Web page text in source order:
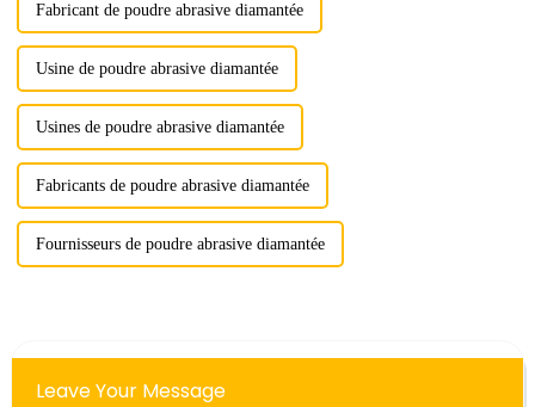
Fabricant de poudre abrasive diamantée
Usine de poudre abrasive diamantée
Usines de poudre abrasive diamantée
Fabricants de poudre abrasive diamantée
Fournisseurs de poudre abrasive diamantée
Leave Your Message